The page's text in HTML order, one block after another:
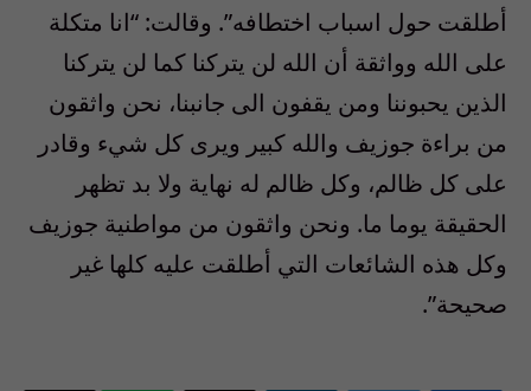
أطلقت حول اسباب اختطافه”. وقالت: “انا متكلة
على الله وواثقة أن الله لن يتركنا كما لن يتركنا
الذين يحبوننا ومن يقفون الى جانبنا، نحن واثقون
من براءة جوزيف والله كبير ويرى كل شيء وقادر
على كل ظالم، وكل ظالم له نهاية ولا بد تظهر
الحقيقة يوما ما. ونحن واثقون من مواطنية جوزيف
وكل هذه الشائعات التي أطلقت عليه كلها غير
صحيحة”.